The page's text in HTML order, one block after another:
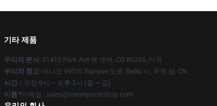
기타 제품
우리의 본사: 51415 Park Ave W, 덴버, CO 80205, 미국
우리의 창고: 아니오 995의 Xianyue 도로, Beiliu 시, 푸젠 성, CN
시간 :: 오전 9시 ~ 오후 5시 (월 ~ 금)
이름 *이메일 : sales@tommyinnitshop.com